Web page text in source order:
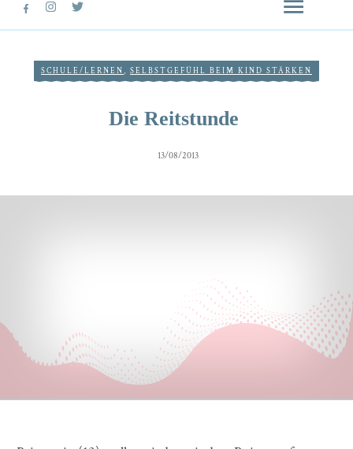
SCHULE/LERNEN , SELBSTGEFÜHL BEIM KIND STÄRKEN
Die Reitstunde
13/08/2013